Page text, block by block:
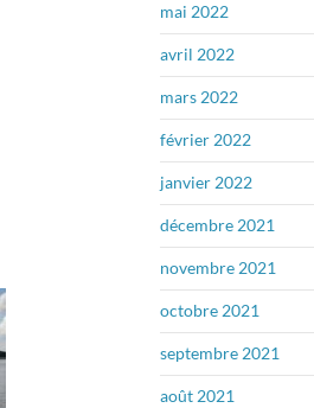
mai 2022
avril 2022
mars 2022
février 2022
janvier 2022
décembre 2021
novembre 2021
octobre 2021
septembre 2021
août 2021